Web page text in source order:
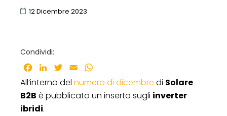
12 Dicembre 2023
Condividi:
Facebook
LinkedInTwitter
Email
All’interno del numero di dicembre di Solare
B2B è pubblicato un inserto sugli inverter
ibridi.